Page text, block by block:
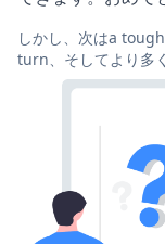
しかし、次はa
turn、そしてより多